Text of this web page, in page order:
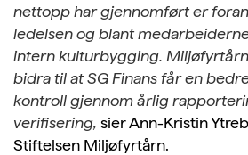
nettopp har gjennomført er
ledelsen og blant
intern kulturbygging.
bidra til at SG Finans får en
kontroll gjennom årlig
verifisering, sier Ann-Kristin
Stiftelsen Miljøfyrtårn.